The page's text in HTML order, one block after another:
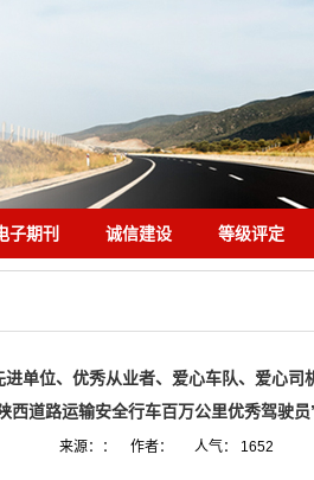
子期刊 诚信建设 等级评定
单位、优秀从业者、爱心车队、爱心
西道路运输安全行车百万公里优秀驾驶员
来源：： 作者： 人气： 1652